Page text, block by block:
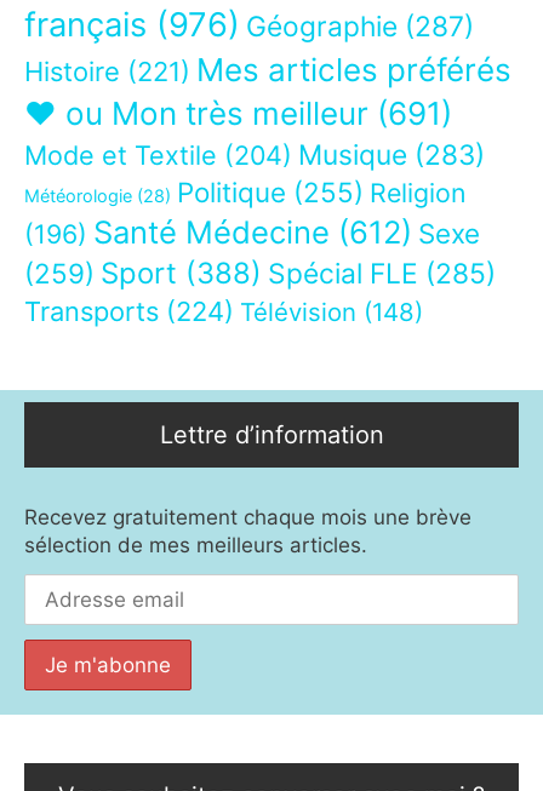
français (976) Géographie (287)
Histoire (221) Mes articles préférés
❤ ou Mon très meilleur (691)
Mode et Textile (204) Musique (283)
Météorologie (28) Politique (255) Religion
(196) Santé Médecine (612) Sexe
(259) Sport (388) Spécial FLE (285)
Transports (224) Télévision (148)
Lettre d’information
Recevez gratuitement chaque mois une brève
sélection de mes meilleurs articles.